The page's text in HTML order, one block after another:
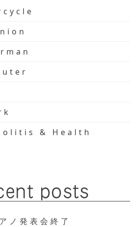
& Health
posts
ノ発表会終了